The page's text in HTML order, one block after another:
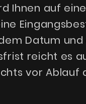
Ihnen auf
Datum
reicht es
vor